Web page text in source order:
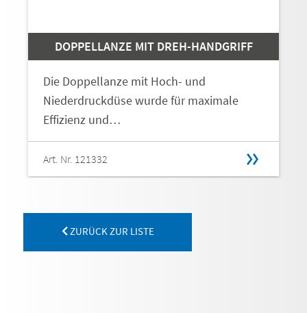
DOPPELLANZE MIT DREH-HANDGRIFF
Die Doppellanze mit Hoch- und
Niederdruckdüse wurde für maximale
Effizienz und…
Art. Nr. 121332
ZURÜCK ZUR LISTE